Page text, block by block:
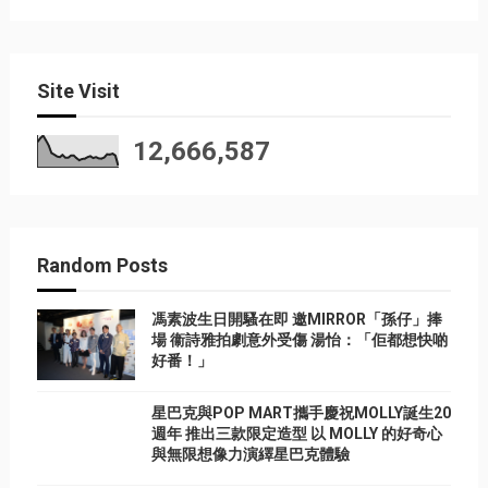
Site Visit
12,666,587
Random Posts
馮素波生日開騷在即 邀MIRROR「孫仔」捧
場 衞詩雅拍劇意外受傷 湯怡：「佢都想快啲
好番！」
星巴克與POP MART攜手慶祝MOLLY誕生20
週年 推出三款限定造型 以 MOLLY 的好奇心
與無限想像力演繹星巴克體驗